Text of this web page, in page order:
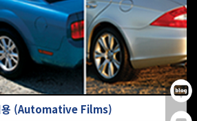
용 (Automative Films)